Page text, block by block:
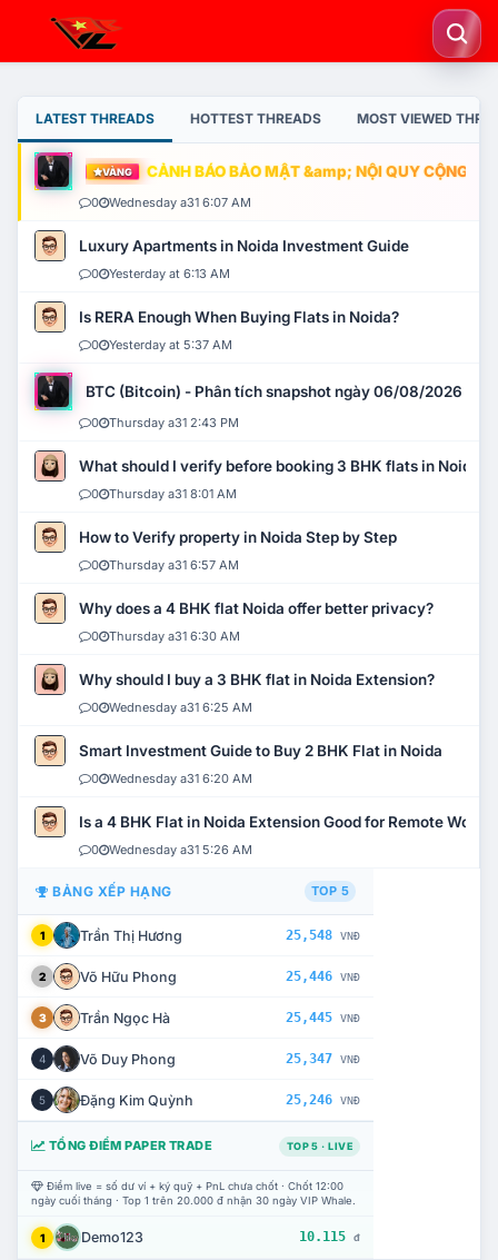
LATEST THREADS HOTTEST THREADS MOST VIEWED
VÀNG CẢNH BÁO BẢO MẬT &amp; NỘI QUY CỘNG
0 Wednesday a31 6:07 AM
Luxury Apartments in Noida Investment Guide
0 Yesterday at 6:13 AM
Is RERA Enough When Buying Flats in Noida?
0 Yesterday at 5:37 AM
BTC (Bitcoin) - Phân tích snapshot ngày 06/08/2026
0 Thursday a31 2:43 PM
What should I verify before booking 3 BHK flats in Noida?
0 Thursday a31 8:01 AM
How to Verify property in Noida Step by Step
0 Thursday a31 6:57 AM
Why does a 4 BHK flat Noida offer better privacy?
0 Thursday a31 6:30 AM
Why should I buy a 3 BHK flat in Noida Extension?
0 Wednesday a31 6:25 AM
Smart Investment Guide to Buy 2 BHK Flat in Noida
0 Wednesday a31 6:20 AM
Is a 4 BHK Flat in Noida Extension Good for Remote Work?
0 Wednesday a31 5:26 AM
BẢNG XẾP HẠNG TOP 5
1 Trần Thị Hương 25,548 VNĐ
2 Võ Hữu Phong 25,446 VNĐ
3 Trần Ngọc Hà 25,445 VNĐ
4 Võ Duy Phong 25,347 VNĐ
5 Đặng Kim Quỳnh 25,246 VNĐ
TỔNG ĐIỂM PAPER TRADE TOP 5 · LIVE
Điểm live = số dư ví + ký quỹ + PnL chưa chốt · Chốt 12:00
ngày cuối tháng · Top 1 trên 20.000 đ nhận 30 ngày VIP Whale.
1 Demo123 10.115 đ